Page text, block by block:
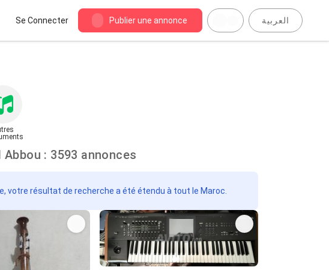
Se Connecter Publier une annonce العربية
musique à vendre à Oulad Abbou : 3593 annonces
votre résultat de recherche a été étendu à tout le Maroc.